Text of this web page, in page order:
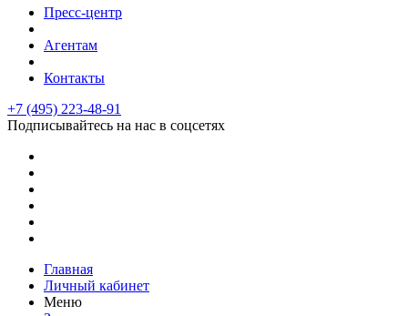
Пресс-центр
Агентам
Контакты
+7 (495) 223-48-91
Подписывайтесь на нас в соцсетях
Главная
Личный кабинет
Меню